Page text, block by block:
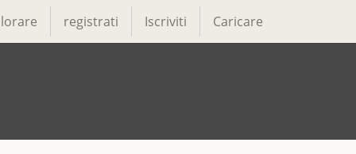
registrati Iscriviti Caricare